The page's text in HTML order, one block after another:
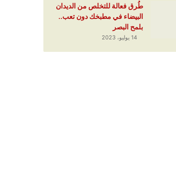
طُرق فعالة للتخلص من الديدان
البيضاء في مطبخك دون تعب..
بلمح البصر
14 يوليو، 2023